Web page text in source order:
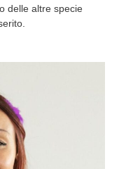
delle altre specie